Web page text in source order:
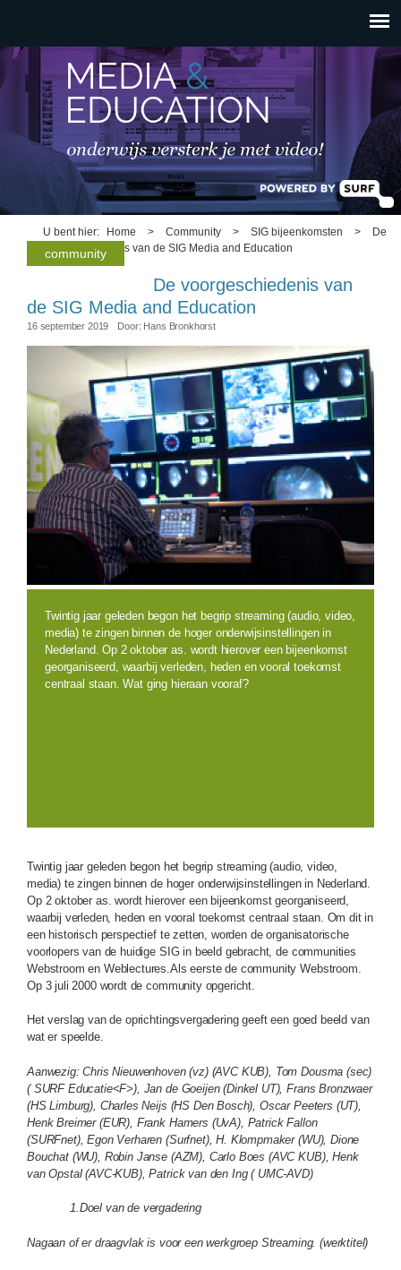
Overslaan en naar de
inhoud gaan
HOOFDMENU
U bent hier Home > Community > SIG bijeenkomsten >
De
voorgeschiedenis van de SIG Media and Education
community
De voorgeschiedenis van
de SIG Media and Education
16 september 2019 Door: Hans Bronkhorst
webstroom.jpg
Twintig jaar geleden begon het begrip streaming (audio, video,
media) te zingen binnen de hoger onderwijsinstellingen in
Nederland. Op 2 oktober as. wordt hierover een bijeenkomst
georganiseerd, waarbij verleden, heden en vooral toekomst
centraal staan. Wat ging hieraan vooraf?
Twintig jaar geleden begon het begrip streaming (audio, video,
media) te zingen binnen de hoger onderwijsinstellingen in Nederland.
Op 2 oktober as. wordt hierover een bijeenkomst georganiseerd,
waarbij verleden, heden en vooral toekomst centraal staan. Om dit in
een historisch perspectief te zetten, worden de organisatorische
voorlopers van de huidige SIG in beeld gebracht, de communities
Webstroom en Weblectures.Als eerste de community Webstroom.
Op 3 juli 2000 wordt de community opgericht.
Het verslag van de oprichtingsvergadering geeft een goed beeld van
wat er speelde.
Aanwezig: Chris Nieuwenhoven (vz) (AVC KUB), Tom Dousma (sec)
( SURF Educatie<F>), Jan de Goeijen (Dinkel UT), Frans Bronzwaer
(HS Limburg), Charles Neijs (HS Den Bosch), Oscar Peeters (UT),
Henk Breimer (EUR), Frank Hamers (UvA), Patrick Fallon
(SURFnet), Egon Verharen (Surfnet), H. Klompmaker (WU), Dione
Bouchat (WU), Robin Janse (AZM), Carlo Boes (AVC KUB), Henk
van Opstal (AVC-KUB), Patrick van den Ing ( UMC-AVD)
1.Doel van de vergadering
Nagaan of er draagvlak is voor een werkgroep Streaming. (werktitel)